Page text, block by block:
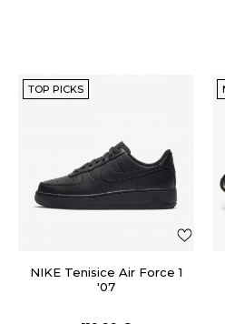
TOP PICKS
NIKE Tenisice Air Force 1
'07